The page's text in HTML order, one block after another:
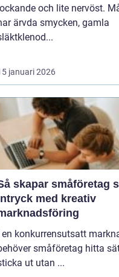
och lite nervöst.
ärvda smycken, gamla
januari 2026
skapar småföretag
med kreativ
en konkurrensutsatt
småföretag hitta
ut utan ...